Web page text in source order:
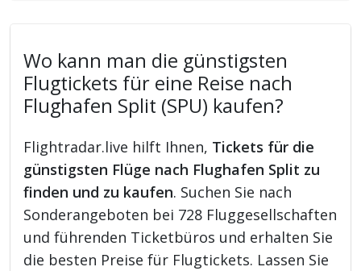
Wo kann man die günstigsten
Flugtickets für eine Reise nach
Flughafen Split (SPU) kaufen?
Flightradar.live hilft Ihnen, Tickets für die
günstigsten Flüge nach Flughafen Split zu
finden und zu kaufen. Suchen Sie nach
Sonderangeboten bei 728 Fluggesellschaften
und führenden Ticketbüros und erhalten Sie
die besten Preise für Flugtickets. Lassen Sie